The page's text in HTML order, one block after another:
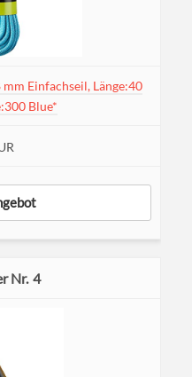
Einfachseil, Länge:40
Blue*
4